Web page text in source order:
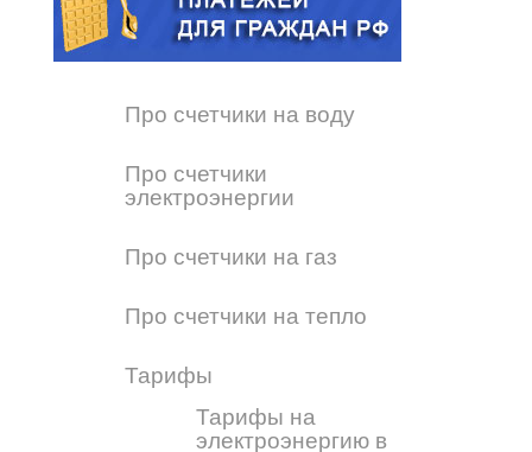
Про счетчики на воду
Про счетчики
электроэнергии
Про счетчики на газ
Про счетчики на тепло
Тарифы
Тарифы на
электроэнергию в